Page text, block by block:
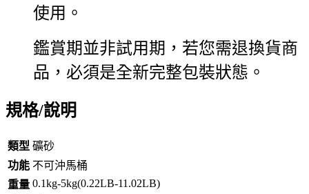
使用。
鑑賞期並非試用期，若您需退換貨商
品，必須是全新完整包裝狀態。
規格/說明
類型 礦砂
功能 不可沖馬桶
重量 0.1kg-5kg(0.22LB-11.02LB)